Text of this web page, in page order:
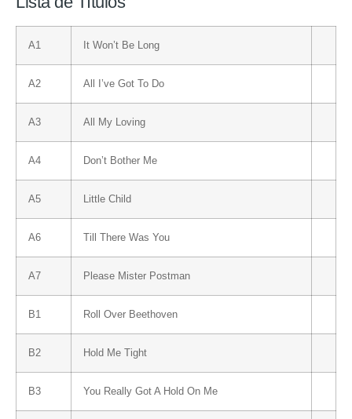
A1 It Won’t Be Long
A2 All I’ve Got To Do
A3 All My Loving
A4 Don’t Bother Me
A5 Little Child
A6 Till There Was You
A7 Please Mister Postman
B1 Roll Over Beethoven
B2 Hold Me Tight
B3 You Really Got A Hold On Me